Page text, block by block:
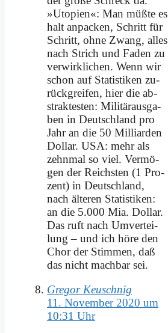
»Uto­pien«: Man müß­te es
halt an­packen, Schritt für
Schritt, oh­ne Zwang, al­les
nach Strich und Fa­den zu
ver­wirk­li­chen. Wenn wir
schon auf Sta­ti­sti­ken zu­
rück­grei­fen, hier die ab­
strak­te­sten: Mi­li­tär­aus­ga­
ben in Deutsch­land pro
Jahr an die 50 Mil­li­ar­den
Dol­lar. USA: mehr als
zehn­mal so viel. Ver­mö­
gen der Reich­sten (1 Pro­
zent) in Deutsch­land,
nach äl­te­ren Sta­ti­sti­ken:
an die 5.000 Mia. Dol­lar.
Das ruft nach Um­ver­tei­
lung – und ich hö­re den
Chor der Stim­men, daß
das nicht mach­bar sei.
Gregor Keuschnig
11. November 2020 um
10:31 Uhr